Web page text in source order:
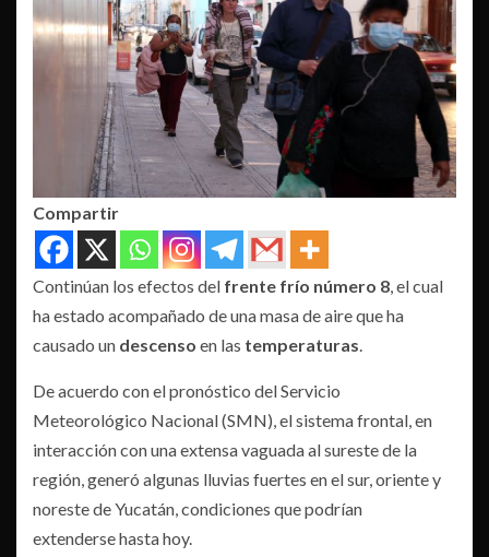
Compartir
Continúan los efectos del frente frío número 8 , el cual
ha estado acompañado de una masa de aire que ha
causado un descenso en las temperaturas
De acuerdo con el pronóstico del Servicio
Meteorológico Nacional (SMN), el sistema frontal, en
interacción con una extensa vaguada al sureste de la
región, generó algunas lluvias fuertes en el sur, oriente y
noreste de Yucatán, condiciones que podrían
extenderse hasta hoy.